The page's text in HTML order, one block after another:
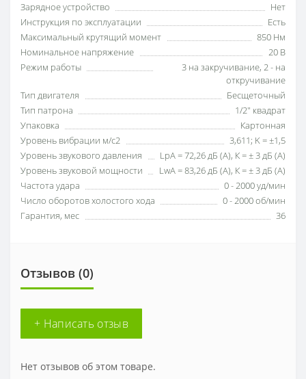
Зарядное устройство
Нет
Инструкция по эксплуатации
Есть
Максимальный крутящий момент
850 Нм
Номинальное напряжение
20 В
Режим работы
3 на закручивание, 2 - на
откручивание
Тип двигателя
Бесщеточный
Тип патрона
1/2" квадрат
Упаковка
Картонная
Уровень вибрации м/с2
3,611; K = ±1,5
Уровень звукового давления
LpA = 72,26 дБ (А), К = ± 3 дБ (А)
Уровень звуковой мощности
LwA = 83,26 дБ (А), К = ± 3 дБ (А)
Частота удара
0 - 2000 уд/мин
Число оборотов холостого хода
0 - 2000 об/мин
Гарантия, мес
36
Отзывов (0)
+ Написать отзыв
Нет отзывов об этом товаре.